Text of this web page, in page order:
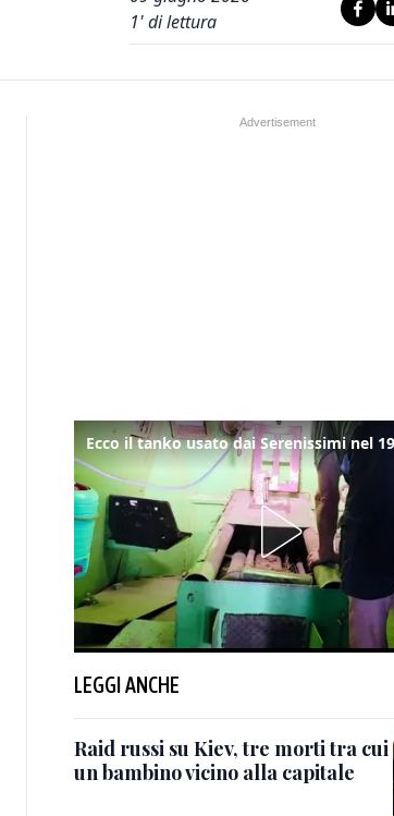
1' di lettura
LEGGI ANCHE
Raid russi su Kiev, tre morti tra cui
un bambino vicino alla capitale